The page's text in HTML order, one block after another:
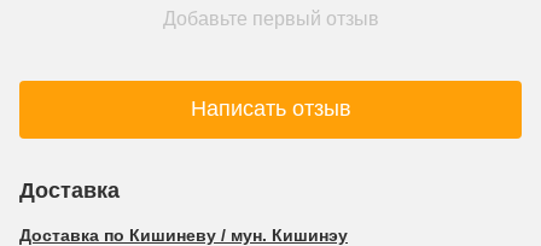
Добавьте первый отзыв
Написать отзыв
Доставка
Доставка по Кишиневу / мун. Кишинэу